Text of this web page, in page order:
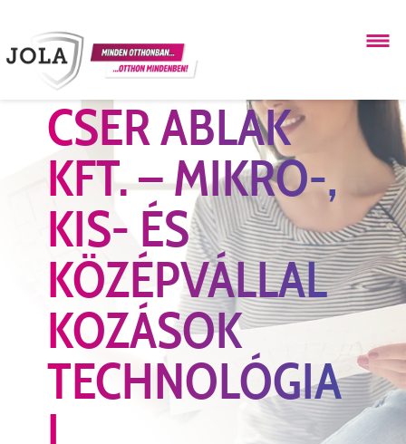
CSER ABLAK
KFT. – MIKRO-,
KIS- ÉS
KÖZÉPVÁLLAL
KOZÁSOK
TECHNOLÓGIA